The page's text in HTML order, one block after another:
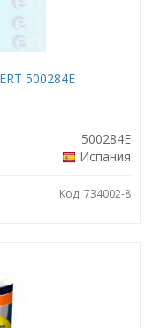
500284E
500284E
Испания
Код: 734002-8